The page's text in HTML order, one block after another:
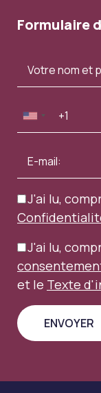
Formulaire
J'ai lu,
J'ai lu,
et le Texte